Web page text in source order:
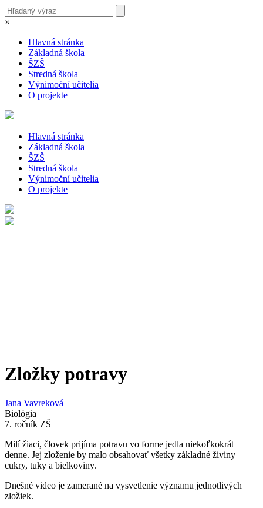
×
Hlavná stránka
Základná škola
ŠZŠ
Stredná škola
Výnimoční učitelia
O projekte
Hlavná stránka
Základná škola
ŠZŠ
Stredná škola
Výnimoční učitelia
O projekte
Zložky potravy
Jana Vavreková
Biológia
7. ročník ZŠ
Milí žiaci, človek prijíma potravu vo forme jedla niekoľkokrát
denne. Jej zloženie by malo obsahovať všetky základné živiny –
cukry, tuky a bielkoviny.
Dnešné video je zamerané na vysvetlenie významu jednotlivých
zložiek.